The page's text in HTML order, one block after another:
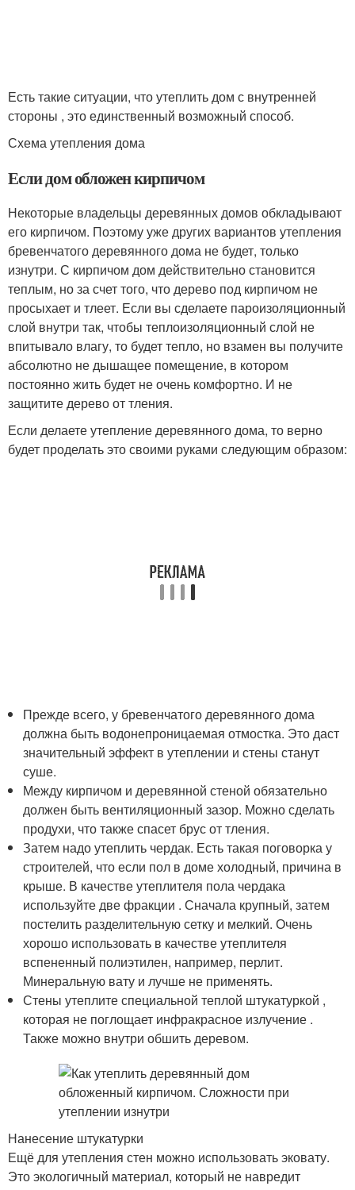
Есть такие ситуации, что утеплить дом с внутренней
стороны , это единственный возможный способ.
Схема утепления дома
Если дом обложен кирпичом
Некоторые владельцы деревянных домов обкладывают
его кирпичом. Поэтому уже других вариантов утепления
бревенчатого деревянного дома не будет, только
изнутри. С кирпичом дом действительно становится
теплым, но за счет того, что дерево под кирпичом не
просыхает и тлеет. Если вы сделаете пароизоляционный
слой внутри так, чтобы теплоизоляционный слой не
впитывало влагу, то будет тепло, но взамен вы получите
абсолютно не дышащее помещение, в котором
постоянно жить будет не очень комфортно. И не
защитите дерево от тления.
Если делаете утепление деревянного дома, то верно
будет проделать это своими руками следующим образом:
Прежде всего, у бревенчатого деревянного дома
должна быть водонепроницаемая отмостка. Это даст
значительный эффект в утеплении и стены станут
суше.
Между кирпичом и деревянной стеной обязательно
должен быть вентиляционный зазор. Можно сделать
продухи, что также спасет брус от тления.
Затем надо утеплить чердак. Есть такая поговорка у
строителей, что если пол в доме холодный, причина в
крыше. В качестве утеплителя пола чердака
используйте две фракции . Сначала крупный, затем
постелить разделительную сетку и мелкий. Очень
хорошо использовать в качестве утеплителя
вспененный полиэтилен, например, перлит.
Минеральную вату и лучше не применять.
Стены утеплите специальной теплой штукатуркой ,
которая не поглощает инфракрасное излучение .
Также можно внутри обшить деревом.
Нанесение штукатурки
Ещё для утепления стен можно использовать эковату.
Это экологичный материал, который не навредит